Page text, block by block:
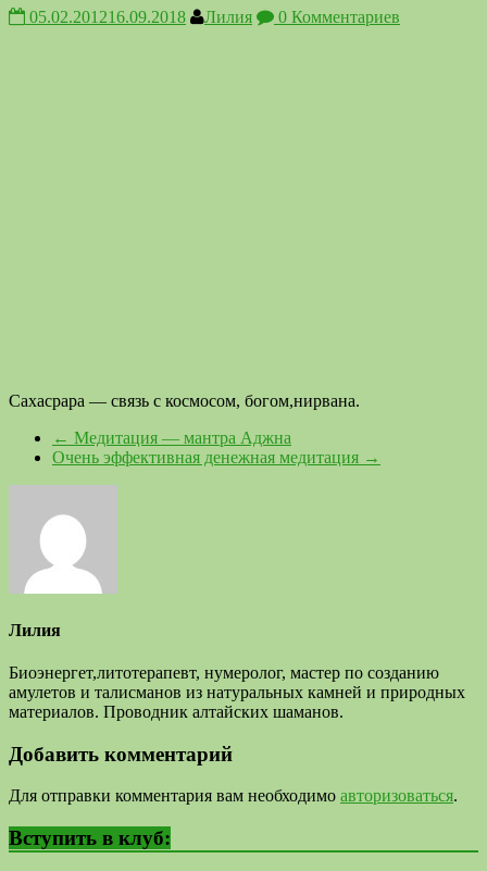
05.02.201216.09.2018 Лилия 0 Комментариев
Сахасрара — связь с космосом, богом,нирвана.
← Медитация — мантра Аджна
Очень эффективная денежная медитация →
Лилия
Биоэнергет,литотерапевт, нумеролог, мастер по созданию
амулетов и талисманов из натуральных камней и природных
материалов. Проводник алтайских шаманов.
Добавить комментарий
Для отправки комментария вам необходимо авторизоваться.
Вступить в клуб: